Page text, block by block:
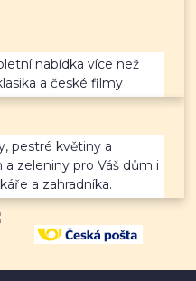
nabídka více než
a české filmy
pestré květiny a
zeleniny pro Váš dům i
a zahradníka.